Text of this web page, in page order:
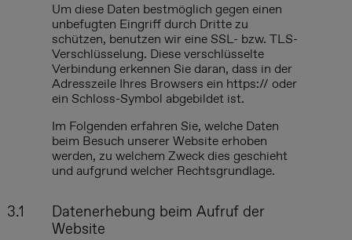
Um diese Daten bestmöglich gegen einen
unbefugten Eingriff durch Dritte zu
schützen, benutzen wir eine SSL- bzw. TLS-
Verschlüsselung. Diese verschlüsselte
Verbindung erkennen Sie daran, dass in der
Adresszeile Ihres Browsers ein https:// oder
ein Schloss-Symbol abgebildet ist.
Im Folgenden erfahren Sie, welche Daten
beim Besuch unserer Website erhoben
werden, zu welchem Zweck dies geschieht
und aufgrund welcher Rechtsgrundlage.
3.1
Datenerhebung beim Aufruf der
Website